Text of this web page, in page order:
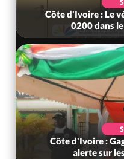
Côte d'Ivoire : Le
0200 dans
Côte d'Ivoire :
alerte sur